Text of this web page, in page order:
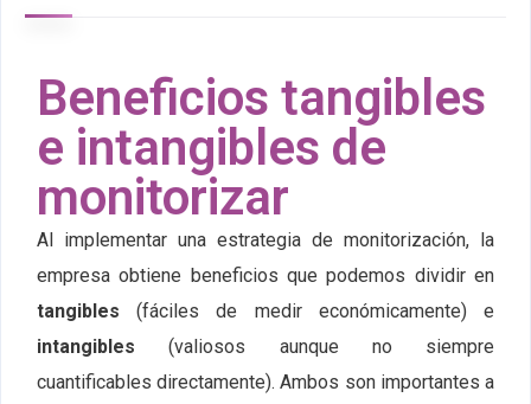
Beneficios tangibles
e intangibles de
monitorizar
Al implementar una estrategia de monitorización, la
empresa obtiene beneficios que podemos dividir en
tangibles (fáciles de medir económicamente) e
intangibles (valiosos aunque no siempre
cuantificables directamente). Ambos son importantes a